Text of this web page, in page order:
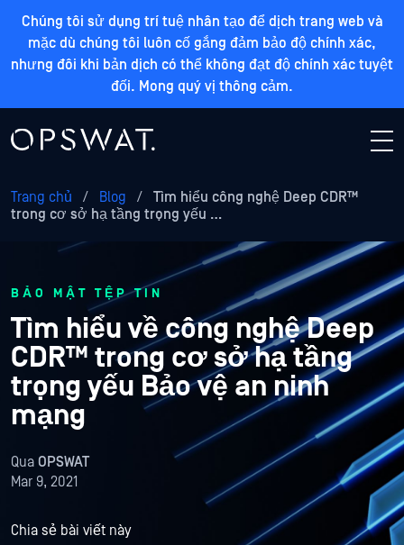
Chúng tôi sử dụng trí tuệ nhân tạo để dịch trang web và
mặc dù chúng tôi luôn cố gắng đảm bảo độ chính xác,
nhưng đôi khi bản dịch có thể không đạt độ chính xác tuyệt
đối. Mong quý vị thông cảm.
Trang chủ / Blog /
Tìm hiểu công nghệ Deep CDR™
trong cơ sở hạ tầng trọng yếu …
BẢO MẬT TỆP TIN
Tìm hiểu về công nghệ Deep
CDR™ trong cơ sở hạ tầng
trọng yếu Bảo vệ an ninh
mạng
Qua OPSWAT
Mar 9, 2021
Chia sẻ bài viết này